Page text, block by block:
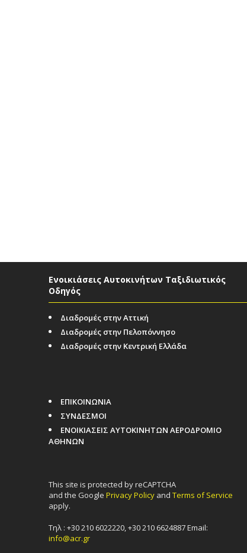
Ενοικιάσεις Αυτοκινήτων Ταξιδιωτικός
Οδηγός
Διαδρομές στην Αττική
Διαδρομές στην Πελοπόννησο
Διαδρομές στην Κεντρική Ελλάδα
ΕΠΙΚΟΙΝΩΝΙΑ
ΣΥΝΔΕΣΜΟΙ
ΕΝΟΙΚΙΑΣΕΙΣ ΑΥΤΟΚΙΝΗΤΩΝ ΑΕΡΟΔΡΟΜΙΟ
ΑΘΗΝΩΝ
This site is protected by reCAPTCHA
and the Google Privacy Policy and Terms of Service
apply.
Τηλ : +30 210 6022220, +30 210 6624887 Email:
info@acr.gr